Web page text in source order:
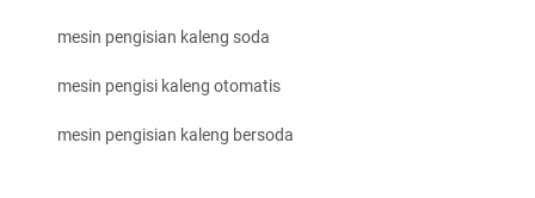
mesin pengisian kaleng soda
mesin pengisi kaleng otomatis
mesin pengisian kaleng bersoda